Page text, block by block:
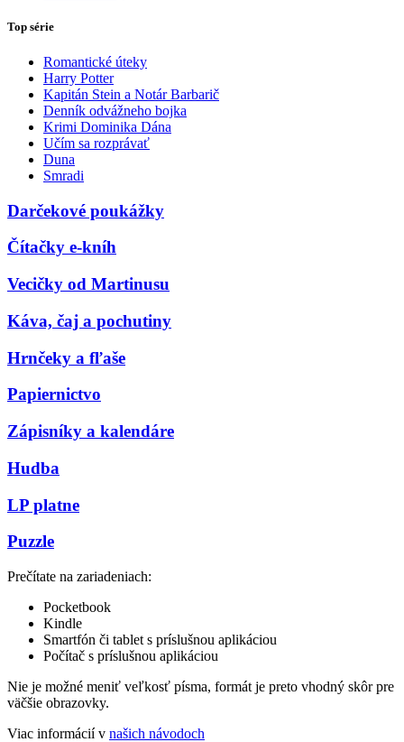
Top série
Romantické úteky
Harry Potter
Kapitán Stein a Notár Barbarič
Denník odvážneho bojka
Krimi Dominika Dána
Učím sa rozprávať
Duna
Smradi
Darčekové poukážky
Čítačky e-kníh
Vecičky od Martinusu
Káva, čaj a pochutiny
Hrnčeky a fľaše
Papiernictvo
Zápisníky a kalendáre
Hudba
LP platne
Puzzle
Prečítate na zariadeniach:
Pocketbook
Kindle
Smartfón či tablet s príslušnou aplikáciou
Počítač s príslušnou aplikáciou
Nie je možné meniť veľkosť písma, formát je preto vhodný skôr pre
väčšie obrazovky.
Viac informácií v našich návodoch